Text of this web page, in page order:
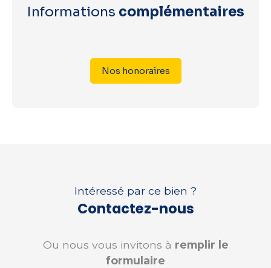
Informations complémentaires
Nos honoraires
Intéressé par ce bien ?
Contactez-nous
Ou nous vous invitons à remplir le
formulaire